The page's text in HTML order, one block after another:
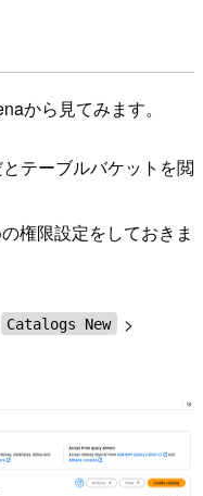
から見てみます。
テーブルバケットを閲
権限設定をしておきま
Catalogs New >